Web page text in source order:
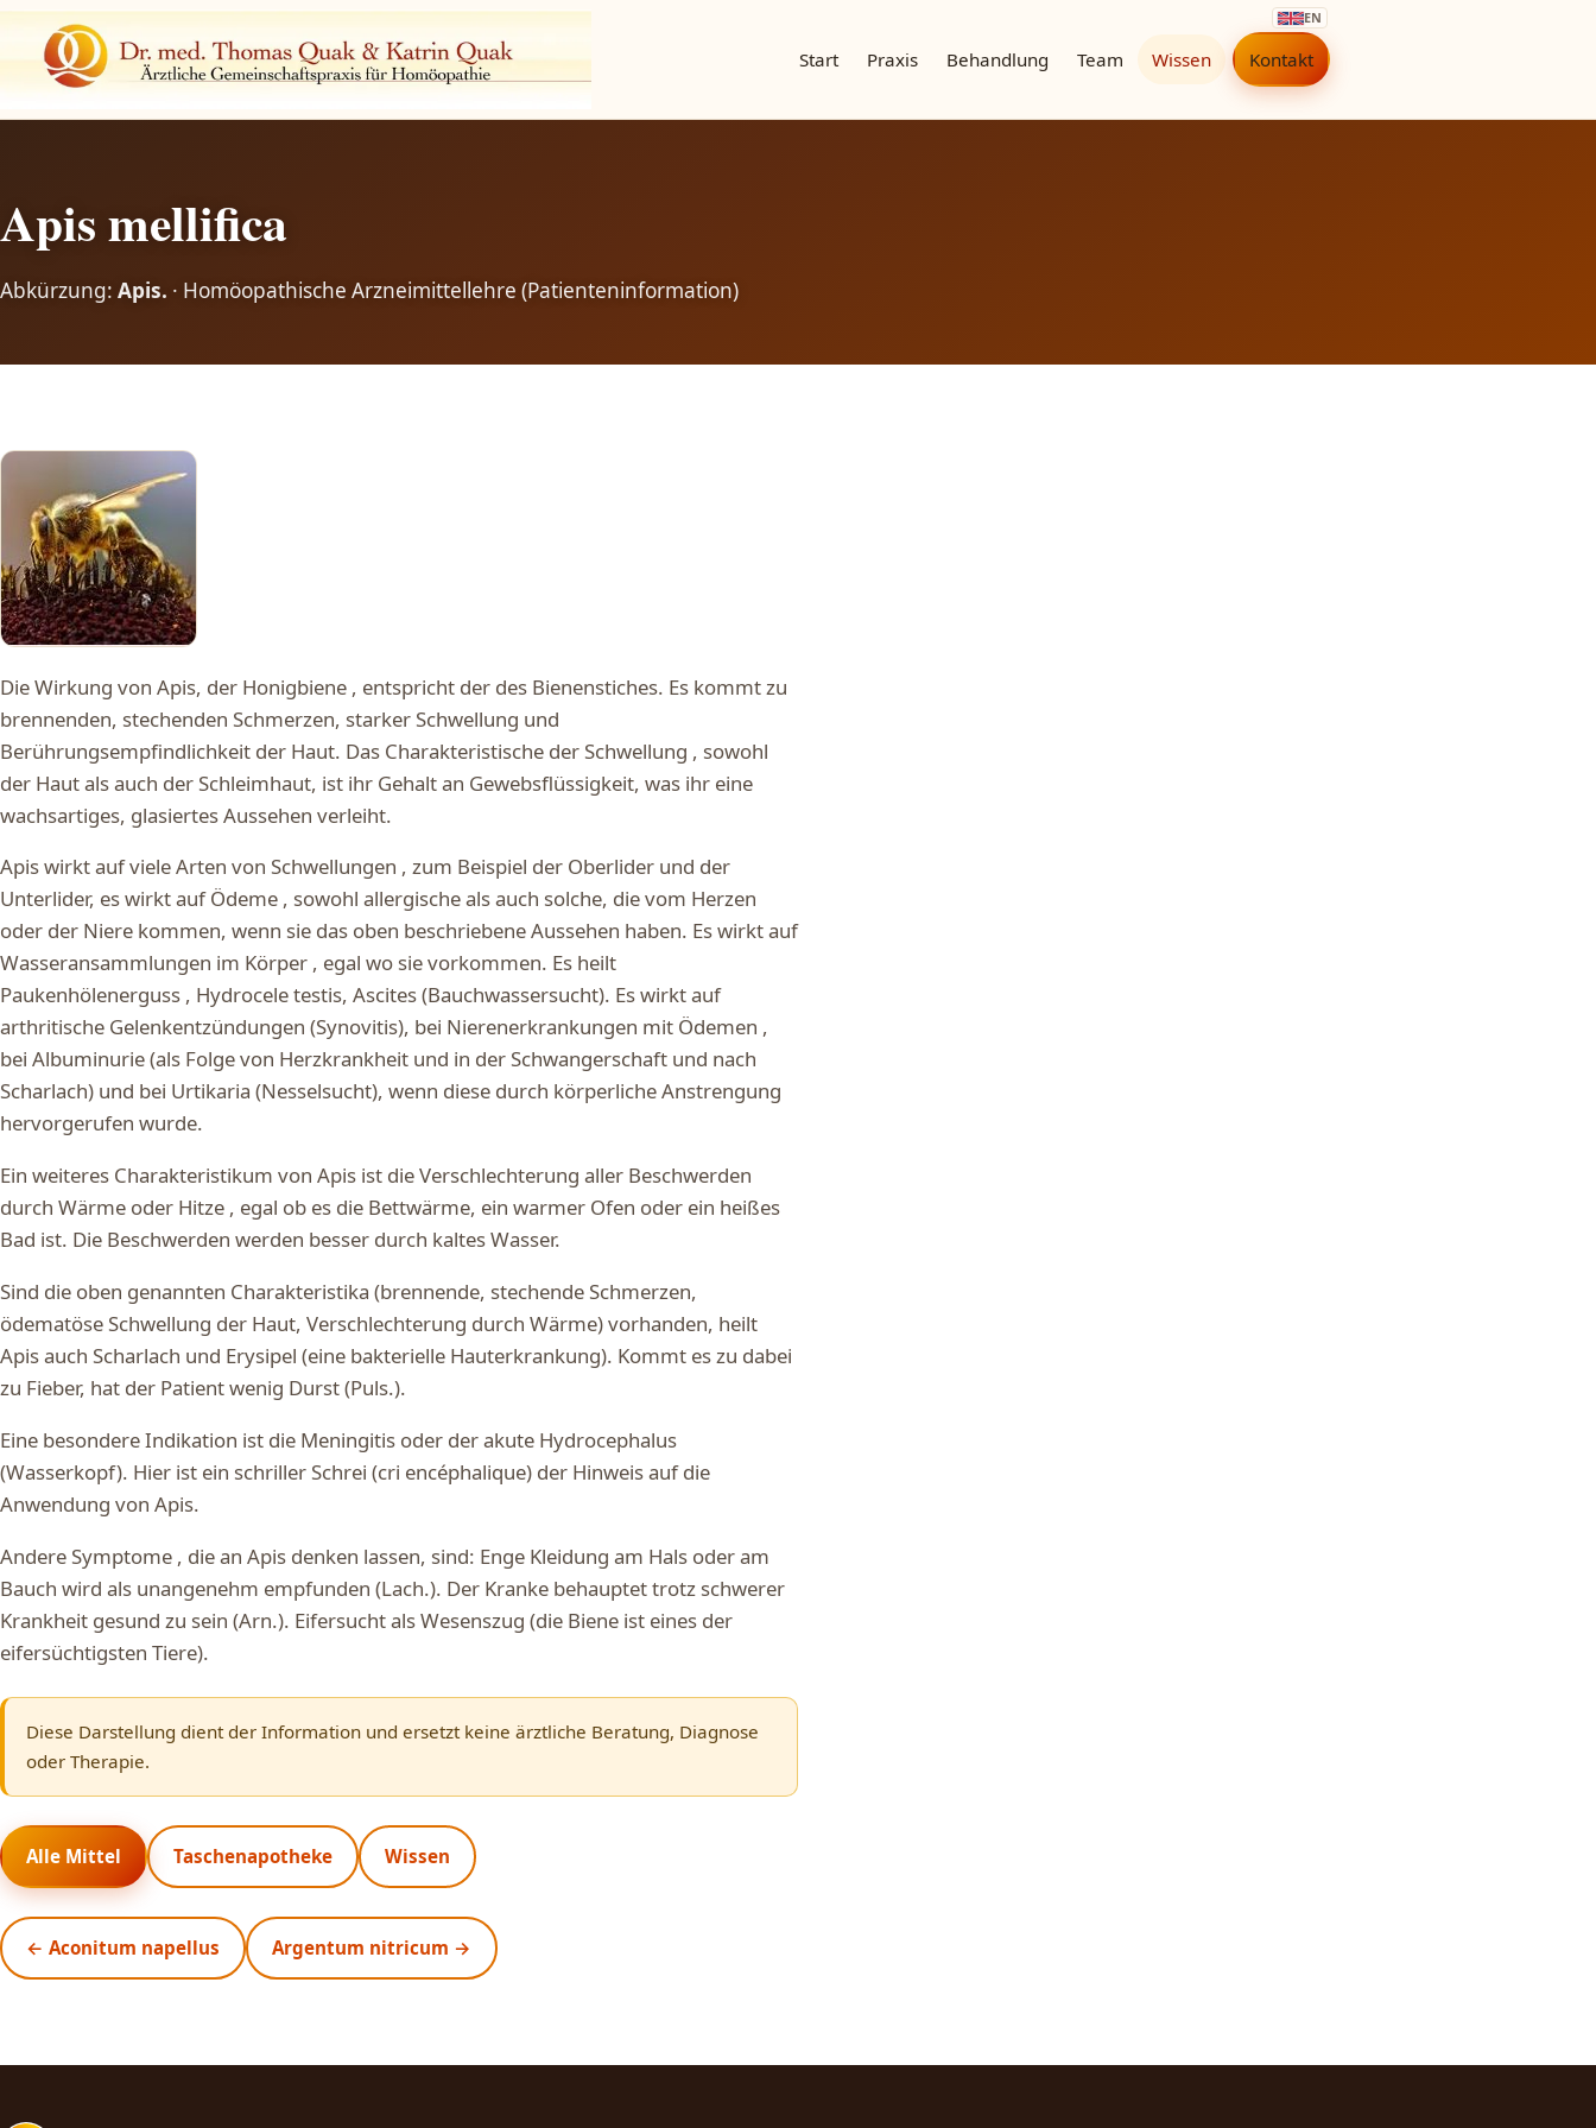
EN
Start Praxis Behandlung Team Wissen Kontakt
Apis mellifica
Abkürzung: Apis. · Homöopathische Arzneimittellehre (Patienteninformation)
Die Wirkung von Apis, der Honigbiene , entspricht der des Bienenstiches. Es kommt zu
brennenden, stechenden Schmerzen, starker Schwellung und
Berührungsempfindlichkeit der Haut. Das Charakteristische der Schwellung , sowohl
der Haut als auch der Schleimhaut, ist ihr Gehalt an Gewebsflüssigkeit, was ihr eine
wachsartiges, glasiertes Aussehen verleiht.
Apis wirkt auf viele Arten von Schwellungen , zum Beispiel der Oberlider und der
Unterlider, es wirkt auf Ödeme , sowohl allergische als auch solche, die vom Herzen
oder der Niere kommen, wenn sie das oben beschriebene Aussehen haben. Es wirkt auf
Wasseransammlungen im Körper , egal wo sie vorkommen. Es heilt
Paukenhölenerguss , Hydrocele testis, Ascites (Bauchwassersucht). Es wirkt auf
arthritische Gelenkentzündungen (Synovitis), bei Nierenerkrankungen mit Ödemen ,
bei Albuminurie (als Folge von Herzkrankheit und in der Schwangerschaft und nach
Scharlach) und bei Urtikaria (Nesselsucht), wenn diese durch körperliche Anstrengung
hervorgerufen wurde.
Ein weiteres Charakteristikum von Apis ist die Verschlechterung aller Beschwerden
durch Wärme oder Hitze , egal ob es die Bettwärme, ein warmer Ofen oder ein heißes
Bad ist. Die Beschwerden werden besser durch kaltes Wasser.
Sind die oben genannten Charakteristika (brennende, stechende Schmerzen,
ödematöse Schwellung der Haut, Verschlechterung durch Wärme) vorhanden, heilt
Apis auch Scharlach und Erysipel (eine bakterielle Hauterkrankung). Kommt es zu dabei
zu Fieber, hat der Patient wenig Durst (Puls.).
Eine besondere Indikation ist die Meningitis oder der akute Hydrocephalus
(Wasserkopf). Hier ist ein schriller Schrei (cri encéphalique) der Hinweis auf die
Anwendung von Apis.
Andere Symptome , die an Apis denken lassen, sind: Enge Kleidung am Hals oder am
Bauch wird als unangenehm empfunden (Lach.). Der Kranke behauptet trotz schwerer
Krankheit gesund zu sein (Arn.). Eifersucht als Wesenszug (die Biene ist eines der
eifersüchtigsten Tiere).
Diese Darstellung dient der Information und ersetzt keine ärztliche Beratung, Diagnose
oder Therapie.
Alle Mittel Taschenapotheke Wissen
← Aconitum napellus Argentum nitricum →